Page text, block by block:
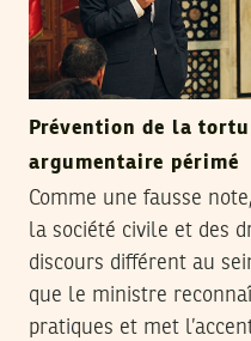
Prévention de la
argumentaire périmé
Comme une fausse
la société civile et des
discours différent au
que le ministre
pratiques et met